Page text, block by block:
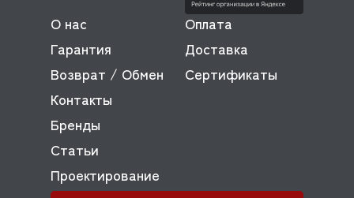
О нас
Оплата
Гарантия
Доставка
Возврат / Обмен
Сертификаты
Контакты
Бренды
Статьи
Проектирование